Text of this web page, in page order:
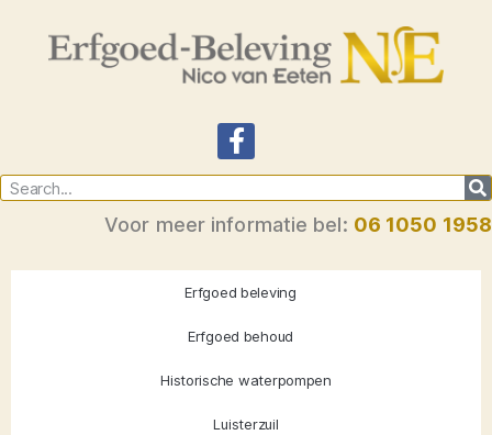
Voor meer informatie bel: 06 1050 1958
Erfgoed beleving
Erfgoed behoud
Historische waterpompen
Luisterzuil